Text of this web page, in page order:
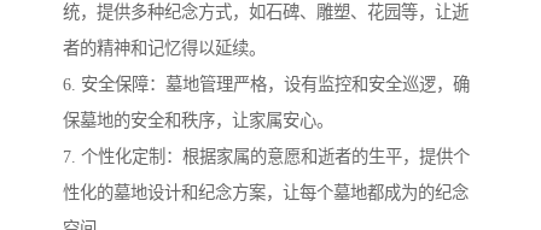
统，提供多种纪念方式，如石碑、雕塑、花园等，让逝
者的精神和记忆得以延续。
6. 安全保障：墓地管理严格，设有监控和安全巡逻，确
保墓地的安全和秩序，让家属安心。
7. 个性化定制：根据家属的意愿和逝者的生平，提供个
性化的墓地设计和纪念方案，让每个墓地都成为的纪念